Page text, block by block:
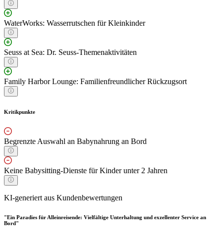
WaterWorks: Wasserrutschen für Kleinkinder
Seuss at Sea: Dr. Seuss-Themenaktivitäten
Family Harbor Lounge: Familienfreundlicher Rückzugsort
Kritikpunkte
Begrenzte Auswahl an Babynahrung an Bord
Keine Babysitting-Dienste für Kinder unter 2 Jahren
KI-generiert aus Kundenbewertungen
"Ein Paradies für Alleinreisende: Vielfältige Unterhaltung und exzellenter Service an
Bord"